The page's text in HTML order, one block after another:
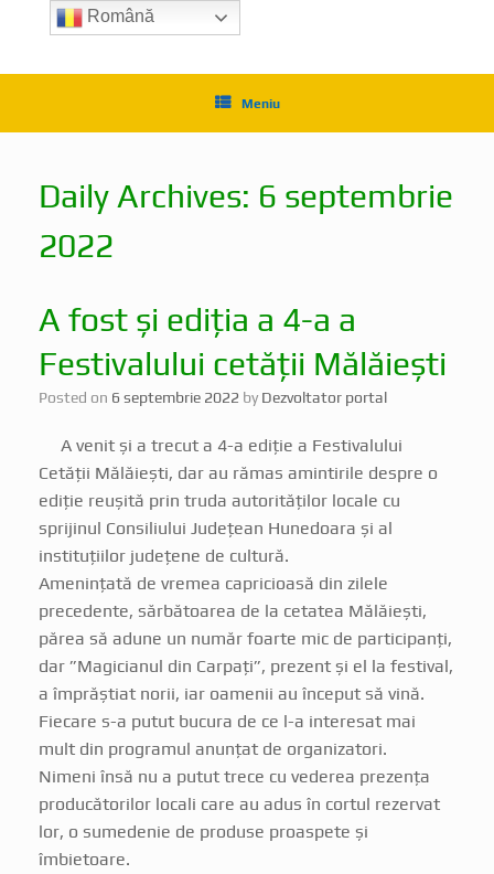
Română
Meniu
Daily Archives: 6 septembrie
2022
A fost și ediția a 4-a a
Festivalului cetății Mălăiești
Posted on 6 septembrie 2022 by Dezvoltator portal
A venit și a trecut a 4-a ediție a Festivalului
Cetății Mălăiești, dar au rămas amintirile despre o
ediție reușită prin truda autorităților locale cu
sprijinul Consiliului Județean Hunedoara și al
instituțiilor județene de cultură.
Amenințată de vremea capricioasă din zilele
precedente, sărbătoarea de la cetatea Mălăiești,
părea să adune un număr foarte mic de participanți,
dar ”Magicianul din Carpați”, prezent și el la festival,
a împrăștiat norii, iar oamenii au început să vină.
Fiecare s-a putut bucura de ce l-a interesat mai
mult din programul anunțat de organizatori.
Nimeni însă nu a putut trece cu vederea prezența
producătorilor locali care au adus în cortul rezervat
lor, o sumedenie de produse proaspete și
îmbietoare.